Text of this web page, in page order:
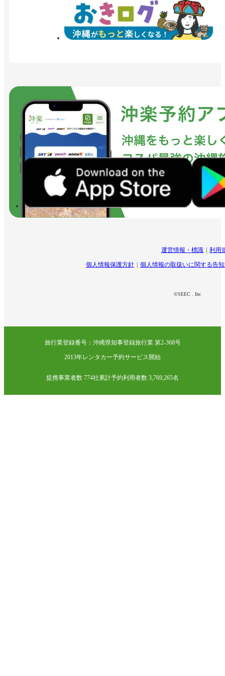
運営情報・標識 利用
個人情報保護方針 個人情報の取扱いに関する告
©SEEC . Inc
旅行業登録番号：沖縄県知事登録旅行業 第2-368号
2013年レンタカー予約サービス開始
提携事業者数 774社累計予約利用者数 3,769,265名